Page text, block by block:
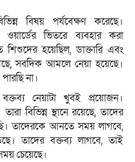
বিষয় পর্যবেক্ষণ করেছে।
ভিতরে ব্যবহার করা
শিশুদের হয়েছিল, ডাক্তারি এবং
আছে, সবদিক আমলে নেয়া হয়েছে।
না।
নেয়াটা খুবই প্রয়োজন।
বিভিন্ন স্থানে রয়েছে, তাদের
তাদেরকে আনতে সময় লাগবে,
তাদের বক্তব্য লাগবে, তাই
চেয়েছে।